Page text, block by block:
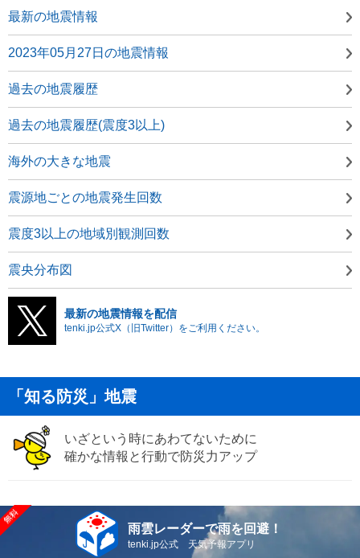
最新の地震情報
2023年05月27日の地震情報
過去の地震履歴
過去の地震履歴(震度3以上)
海外の大きな地震
震源地ごとの地震発生回数
震度3以上の地域別観測回数
震央分布図
最新の地震情報を配信
tenki.jp公式X（旧Twitter）をご利用ください。
「知る防災」地震
いざという時にあわてないために
確かな情報と行動で防災力アップ
雨雲レーダーで雨を回避！
tenki.jp公式 天気予報アプリ